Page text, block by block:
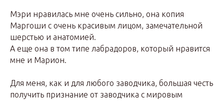
Мэри нравилась мне очень сильно, она копия
Маргоши с очень красивым лицом, замечательной
шерстью и анатомией.
А еще она в том типе лабрадоров, который нравится
мне и Марион.
Для меня, как и для любого заводчика, большая честь
получить признание от заводчика с мировым